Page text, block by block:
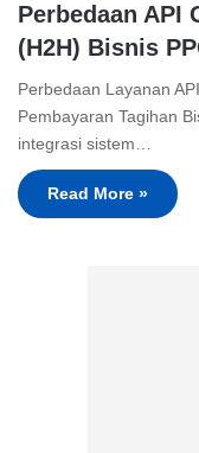
Perbedaan API
(H2H) Bisnis
Perbedaan Layanan
Pembayaran Tagihan
integrasi sistem…
Read More »